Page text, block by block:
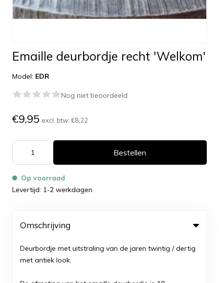
Emaille deurbordje recht 'Welkom'
Model: EDR
Nog niet beoordeeld
€9,95 excl. btw: €8,22
Bestellen
Op voorraad
Levertijd: 1-2 werkdagen
Omschrijving
Deurbordje met uitstraling van de jaren twintig / dertig
met antiek look.